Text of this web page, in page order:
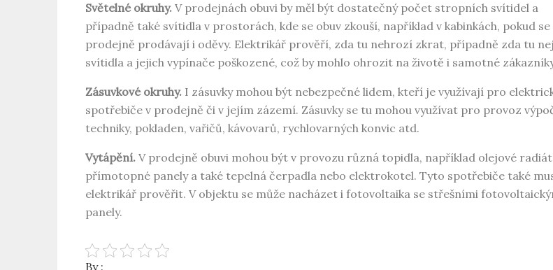
Světelné okruhy. V prodejnách obuvi by měl být dostatečný počet stropních svítidel a
případně také svítidla v prostorách, kde se obuv zkouší, například v kabinkách, pokud se
prodejně prodávají i oděvy. Elektrikář prověří, zda tu nehrozí zkrat, případně zda tu
svítidla a jejich vypínače poškozené, což by mohlo ohrozit na životě i samotné
Zásuvkové okruhy. I zásuvky mohou být nebezpečné lidem, kteří je využívají pro
spotřebiče v prodejně či v jejím zázemí. Zásuvky se tu mohou využívat pro provoz
techniky, pokladen, vařičů, kávovarů, rychlovarných konvic atd.
Vytápění. V prodejně obuvi mohou být v provozu různá topidla, například olejové
přímotopné panely a také tepelná čerpadla nebo elektrokotel. Tyto spotřebiče také
elektrikář prověřit. V objektu se může nacházet i fotovoltaika se střešními
panely.
By :